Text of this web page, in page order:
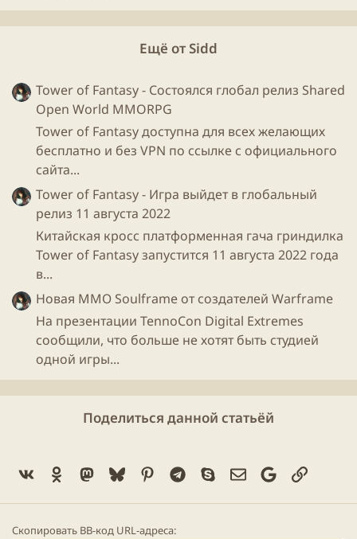
Ещё от Sidd
Tower of Fantasy - Состоялся глобал релиз Shared
Open World MMORPG
Tower of Fantasy доступна для всех желающих
бесплатно и без VPN по ссылке с официального
сайта...
Tower of Fantasy - Игра выйдет в глобальный
релиз 11 августа 2022
Китайская кросс платформенная гача гриндилка
Tower of Fantasy запустится 11 августа 2022 года
в...
Новая ММО Soulframe от создателей Warframe
На презентации TennoCon Digital Extremes
сообщили, что больше не хотят быть студией
одной игры...
Поделиться данной статьёй
Vk Ok Mastodon
BlueskyPinterestTelegram
SkypeЭлектронная
GoogleСсылка
Скопировать BB-код URL-адреса